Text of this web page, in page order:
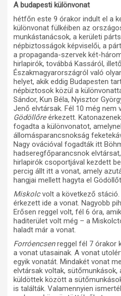
A budapesti különvonat
hétfőn este 9 órakor indult el a
különvonat fülkéiben az
munkástanácsok, a kerületi
népbiztosságok képviselői, a
a propaganda-szervek két-
hirlapirók, továbbá Kassáról,
Északmagyarországról való
helyet, akik eddig Budapesten
népbiztosok közül a
Sándor, Kun Béla, Nyisztor
Jenő elvtársak. Fél 10 még nem
Gödöllőreérkezett.
fogadta a különvonatot,
állomásparancsnokság
Nagy ovációval fogadták itt
hadseregfőparancsnok
hirlapirók csoportjával kezdett
percig állt itt a vonat, amely
hangjai mellett hagyta el
Miskolcvolt a következő stáció.
érkezett ide a vonat. Nagyobb
Erősen reggel volt, fél 6 óra,
haditerület volt még – a
haladt már a vonat.
Forróencsenreggel fél 7 órakor
a vonat utasainak. A vonat
egyik vonatát. Mindakét vonat
elvtársak voltak, sütőmunkások,
küldöttek között a
is találták. Valamennyien